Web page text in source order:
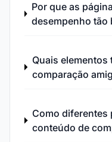
Por que as
desempenho tão
Quais elementos
comparação
Como diferentes
conteúdo de